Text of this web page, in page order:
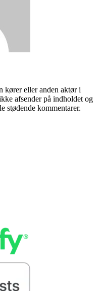
kører eller anden aktør i
afsender på indholdet og
stødende kommentarer.